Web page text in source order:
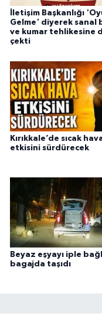
İletişim Başkanlığı
Gelme' diyerek sanal
ve kumar tehlikesine
çekti
Kırıkkale’de sıcak
etkisini sürdürecek
Beyaz eşyayı iple
bagajda taşıdı